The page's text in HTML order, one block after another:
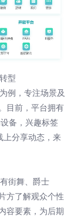
型
例，专注场景及
目前，平台拥有
备，兴趣标签
上分享动态，来
街舞、爵士
方了解观众个性
容要素，为后期